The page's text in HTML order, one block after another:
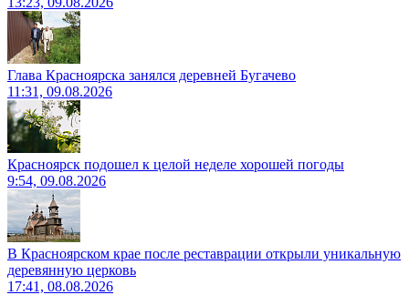
Глава Красноярска занялся деревней Бугачево
11:31, 09.08.2026
Красноярск подошел к целой неделе хорошей погоды
9:54, 09.08.2026
В Красноярском крае после реставрации открыли уникальную
деревянную церковь
17:41, 08.08.2026